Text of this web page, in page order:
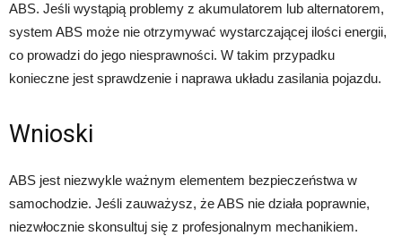
ABS. Jeśli wystąpią problemy z akumulatorem lub alternatorem,
system ABS może nie otrzymywać wystarczającej ilości energii,
co prowadzi do jego niesprawności. W takim przypadku
konieczne jest sprawdzenie i naprawa układu zasilania pojazdu.
Wnioski
ABS jest niezwykle ważnym elementem bezpieczeństwa w
samochodzie. Jeśli zauważysz, że ABS nie działa poprawnie,
niezwłocznie skonsultuj się z profesjonalnym mechanikiem.